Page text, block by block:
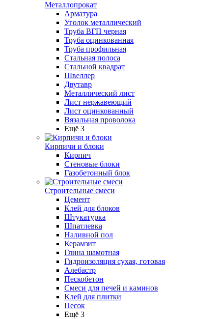
Металлопрокат
Арматура
Уголок металлический
Труба ВГП черная
Труба оцинкованная
Труба профильная
Стальная полоса
Стальной квадрат
Швеллер
Двутавр
Металлический лист
Лист нержавеющий
Лист оцинкованный
Вязальная проволока
Ещё 3
Кирпичи и блоки
Кирпич
Стеновые блоки
Газобетонный блок
Строительные смеси
Цемент
Клей для блоков
Штукатурка
Шпатлевка
Наливной пол
Керамзит
Глина шамотная
Гидроизоляция сухая, готовая
Алебастр
Пескобетон
Смеси для печей и каминов
Клей для плитки
Песок
Ещё 3